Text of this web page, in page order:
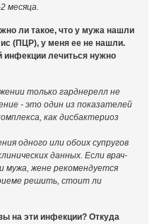
месяца.
ли такое, что у мужа нашли
(ПЦР), у меня ее не нашли.
инфекции лечиться нужно
только гарднерелл не
- это один из показателей
как дисбактериоз
одного или обоих супругов
данных. Если врач-
мужа, жене рекомендуется
решить, стоит ли
на эти инфекции? Откуда